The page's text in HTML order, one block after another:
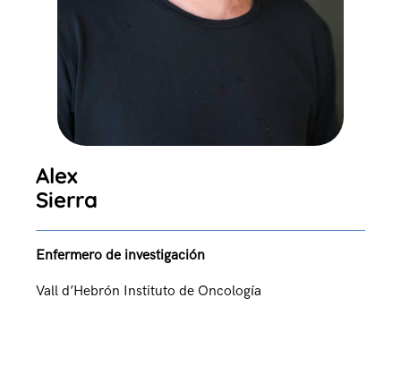
Alex
Sierra
Enfermero de investigación
Vall d’Hebrón Instituto de Oncología